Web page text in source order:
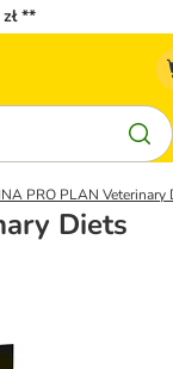
**
PRO PLAN Veterinary
Diets